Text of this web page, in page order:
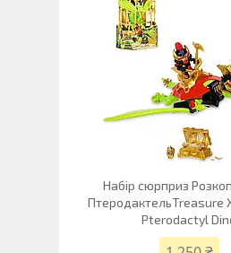
Набір сюрприз
ПтеродактельTreasure
Pterodactyl